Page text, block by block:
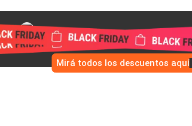
Mirá todos los descuentos aquí